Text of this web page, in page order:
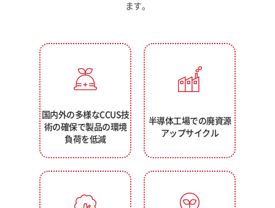
ます。
国内外の多様なCCUS技
術の確保で製品の環境
負荷を低減
半導体工場での廃資源
アップサイクル